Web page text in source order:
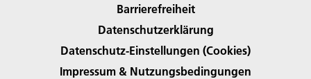
Barrierefreiheit
Datenschutzerklärung
Datenschutz-Einstellungen (Cookies)
Impressum & Nutzungsbedingungen